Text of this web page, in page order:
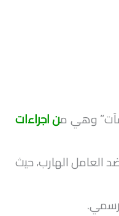
وهي مناجراءات
العامل الهارب، حيث